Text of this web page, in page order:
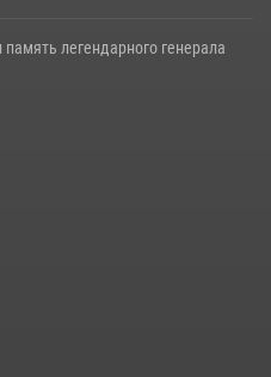
легендарного генерала